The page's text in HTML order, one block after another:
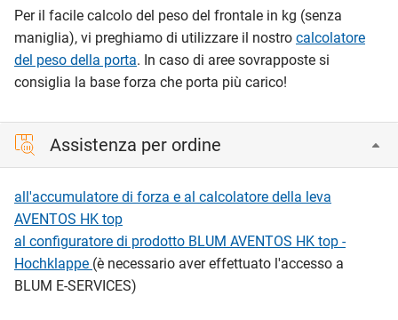
Per il facile calcolo del peso del frontale in kg (senza
maniglia), vi preghiamo di utilizzare il nostro calcolatore
del peso della porta. In caso di aree sovrapposte si
consiglia la base forza che porta più carico!
Assistenza per ordine
all'accumulatore di forza e al calcolatore della leva
AVENTOS HK top
al configuratore di prodotto BLUM AVENTOS HK top -
Hochklappe (è necessario aver effettuato l'accesso a
BLUM E-SERVICES)